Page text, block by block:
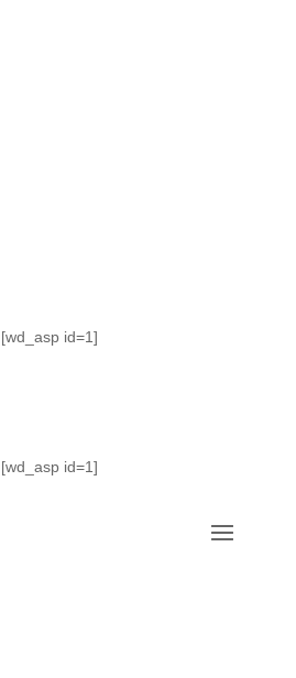
[wd_asp id=1]
[wd_asp id=1]